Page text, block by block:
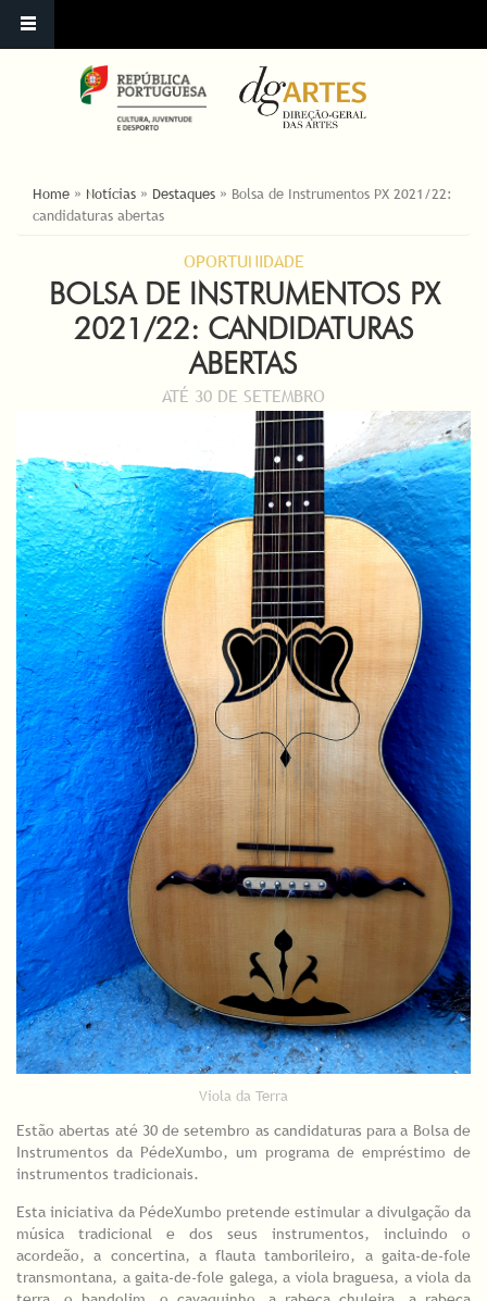
YOU ARE HERE
Home » Notícias » Destaques » Bolsa de Instrumentos PX 2021/22:
candidaturas abertas
OPORTUNIDADE
BOLSA DE INSTRUMENTOS PX
2021/22: CANDIDATURAS
ABERTAS
ATÉ 30 DE SETEMBRO
Viola da Terra
Estão abertas até 30 de setembro as candidaturas para a Bolsa de
Instrumentos da PédeXumbo, um programa de empréstimo de
instrumentos tradicionais.
Esta iniciativa da PédeXumbo pretende estimular a divulgação da
música tradicional e dos seus instrumentos, incluindo o
acordeão, a concertina, a flauta tamborileiro, a gaita-de-fole
transmontana, a gaita-de-fole galega, a viola braguesa, a viola da